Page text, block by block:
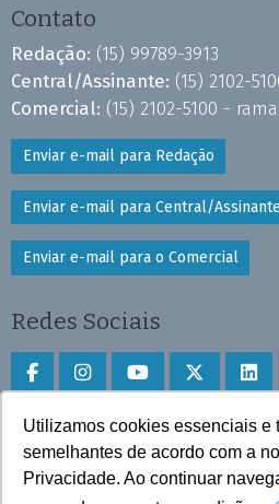
Utilizamos cookies essenciais e
semelhantes de acordo com a
Privacidade. Ao continuar
Contato
Redação: (15) 99789-3913
Central/Assinante: (15) 2102-
Comercial: (15) 2102-5100 -
Enviar e-mail para Redação
Enviar e-mail para Central/Assinante
Enviar e-mail para o Comercial
Redes Sociais
Faça download do aplicativo
Play Store e App Store